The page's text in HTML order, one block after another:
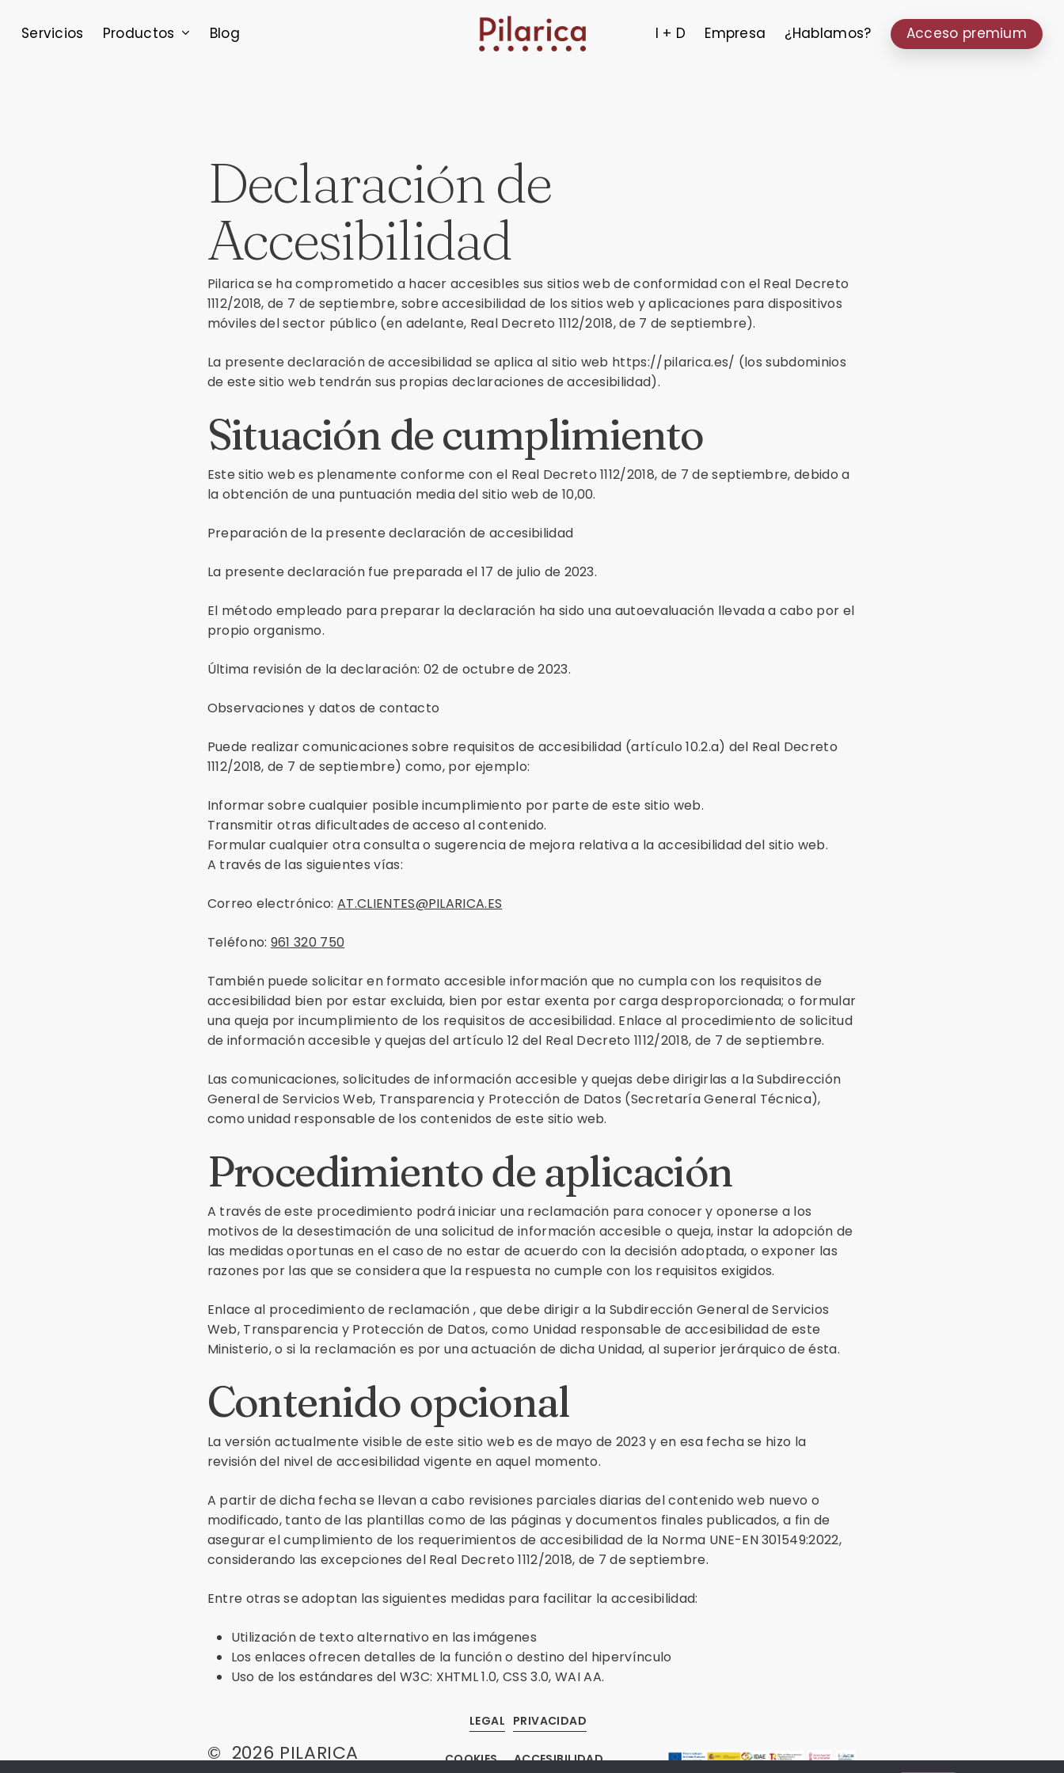
Servicios Productos Blog I + D Empresa ¿Hablamos? Acceso premium
Declaración de
Accesibilidad
Pilarica se ha comprometido a hacer accesibles sus sitios web de conformidad con el Real Decreto
1112/2018, de 7 de septiembre, sobre accesibilidad de los sitios web y aplicaciones para dispositivos
móviles del sector público (en adelante, Real Decreto 1112/2018, de 7 de septiembre).
La presente declaración de accesibilidad se aplica al sitio web https://pilarica.es/ (los subdominios
de este sitio web tendrán sus propias declaraciones de accesibilidad).
Situación de cumplimiento
Este sitio web es plenamente conforme con el Real Decreto 1112/2018, de 7 de septiembre, debido a
la obtención de una puntuación media del sitio web de 10,00.
Preparación de la presente declaración de accesibilidad
La presente declaración fue preparada el 17 de julio de 2023.
El método empleado para preparar la declaración ha sido una autoevaluación llevada a cabo por el
propio organismo.
Última revisión de la declaración: 02 de octubre de 2023.
Observaciones y datos de contacto
Puede realizar comunicaciones sobre requisitos de accesibilidad (artículo 10.2.a) del Real Decreto
1112/2018, de 7 de septiembre) como, por ejemplo:
Informar sobre cualquier posible incumplimiento por parte de este sitio web.
Transmitir otras dificultades de acceso al contenido.
Formular cualquier otra consulta o sugerencia de mejora relativa a la accesibilidad del sitio web.
A través de las siguientes vías:
Correo electrónico: AT.CLIENTES@PILARICA.ES
Teléfono: 961 320 750
También puede solicitar en formato accesible información que no cumpla con los requisitos de
accesibilidad bien por estar excluida, bien por estar exenta por carga desproporcionada; o formular
una queja por incumplimiento de los requisitos de accesibilidad. Enlace al procedimiento de solicitud
de información accesible y quejas del artículo 12 del Real Decreto 1112/2018, de 7 de septiembre.
Las comunicaciones, solicitudes de información accesible y quejas debe dirigirlas a la Subdirección
General de Servicios Web, Transparencia y Protección de Datos (Secretaría General Técnica),
como unidad responsable de los contenidos de este sitio web.
Procedimiento de aplicación
A través de este procedimiento podrá iniciar una reclamación para conocer y oponerse a los
motivos de la desestimación de una solicitud de información accesible o queja, instar la adopción de
las medidas oportunas en el caso de no estar de acuerdo con la decisión adoptada, o exponer las
razones por las que se considera que la respuesta no cumple con los requisitos exigidos.
Enlace al procedimiento de reclamación , que debe dirigir a la Subdirección General de Servicios
Web, Transparencia y Protección de Datos, como Unidad responsable de accesibilidad de este
Ministerio, o si la reclamación es por una actuación de dicha Unidad, al superior jerárquico de ésta.
Contenido opcional
La versión actualmente visible de este sitio web es de mayo de 2023 y en esa fecha se hizo la
revisión del nivel de accesibilidad vigente en aquel momento.
A partir de dicha fecha se llevan a cabo revisiones parciales diarias del contenido web nuevo o
modificado, tanto de las plantillas como de las páginas y documentos finales publicados, a fin de
asegurar el cumplimiento de los requerimientos de accesibilidad de la Norma UNE-EN 301549:2022,
considerando las excepciones del Real Decreto 1112/2018, de 7 de septiembre.
Entre otras se adoptan las siguientes medidas para facilitar la accesibilidad:
Utilización de texto alternativo en las imágenes
Los enlaces ofrecen detalles de la función o destino del hipervínculo
Uso de los estándares del W3C: XHTML 1.0, CSS 3.0, WAI AA.
© 2026 PILARICA
LEGAL PRIVACIDAD
COOKIES ACCESIBILIDAD